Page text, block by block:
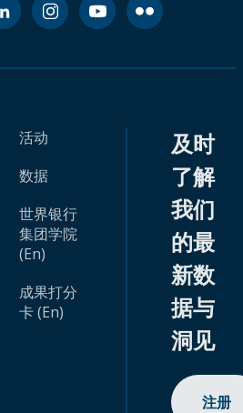
活动
数据
世界银行
集团学院
(En)
成果打分
卡 (En)
及时
了解
我们
的最
新数
据与
洞见
注册